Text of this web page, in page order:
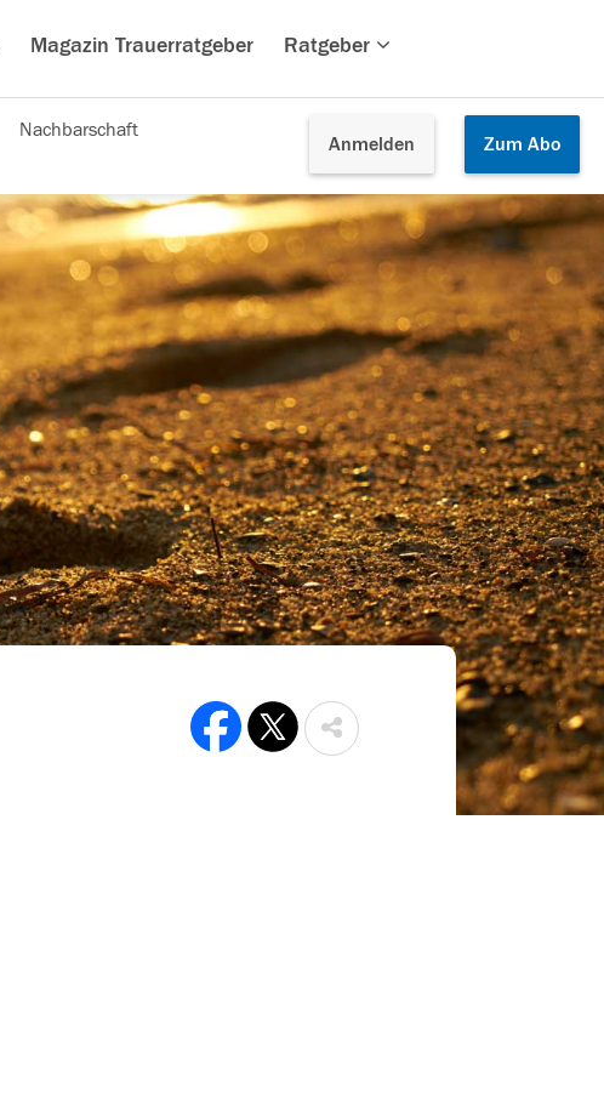
Magazin Trauerratgeber Ratgeber
Anmelden Zum Abo
Nachbarschaft